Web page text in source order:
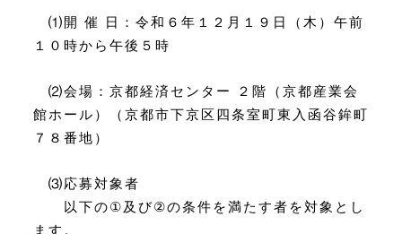
⑴ 開 催 日：令和６年１２月１９日（木）午前
１０時から午後５時
⑵会場：京都経済センター ２階（京都産業会
館ホール）
（京都市下京区四条室町東入函谷鉾町
７８番地）
⑶応募対象者
以下の①及び②の条件を満たす者を対象とし
ます。